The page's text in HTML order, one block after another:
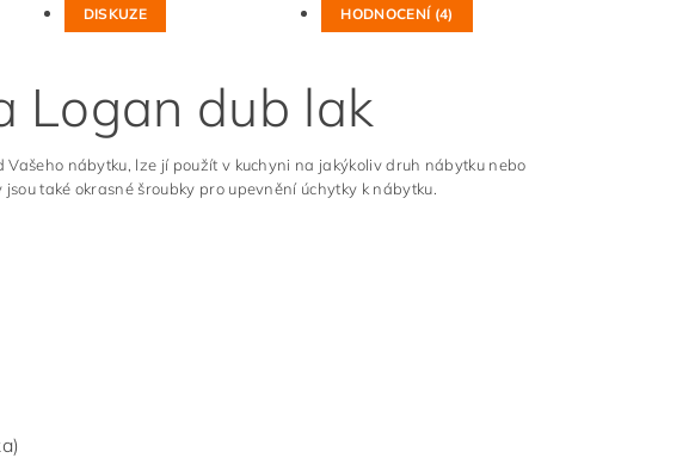
DISKUZE HODNOCENÍ (4)
Logan dub lak
nábytku, lze jí použít v kuchyni na jakýkoliv druh nábytku nebo
také okrasné šroubky pro upevnění úchytky k nábytku.